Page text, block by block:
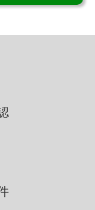
範囲
、ま
当該
を行